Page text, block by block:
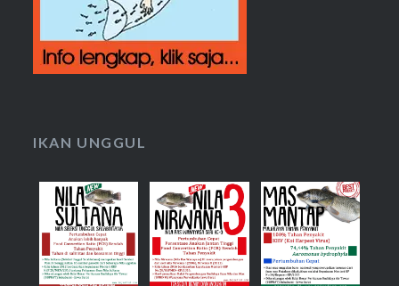
IKAN UNGGUL